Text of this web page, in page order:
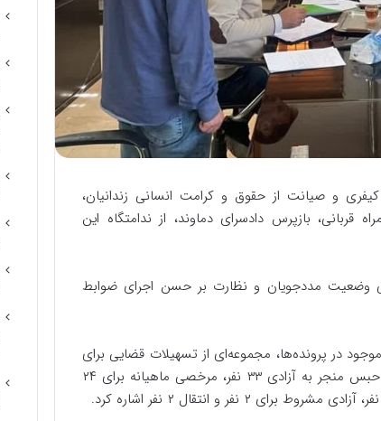
و صیانت از حقوق و کرامت انسانی زندانیان،
قربانی، بازپرس دادسرای دماوند، از ندامتگاه این
وضعیت مددجویان و نظارت بر حسن اجرای ضوابط
در پرونده‌ها، مجموعه‌ای از تسهیلات قضایی برای
مددجویان صادر شد که از جمله آن‌ها می‌توان به مرخصی پایان حبس منجر به آزادی ۳۳ نفر، مرخصی ماهیانه برای ۲۴